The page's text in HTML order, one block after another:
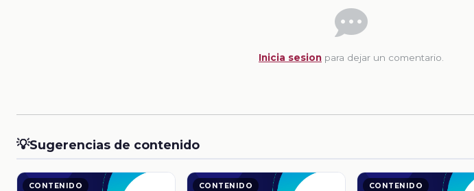
Inicia sesion para dejar un comentario.
💡Sugerencias de contenido
CONTENIDO CONTENIDO CONTENIDO